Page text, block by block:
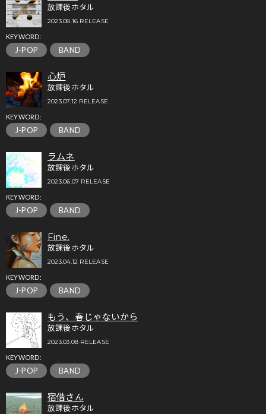
放課後ホタル
2023.08.16 RELEASE
KEYWORD:
J-POP BAND
心炉
放課後ホタル
2023.07.12 RELEASE
KEYWORD:
J-POP BAND
ラムネ
放課後ホタル
2023.06.07 RELEASE
KEYWORD:
J-POP BAND
Fine.
放課後ホタル
2023.04.12 RELEASE
KEYWORD:
J-POP BAND
もう、春じゃないから
放課後ホタル
2023.03.08 RELEASE
KEYWORD:
J-POP BAND
宿借さん
放課後ホタル